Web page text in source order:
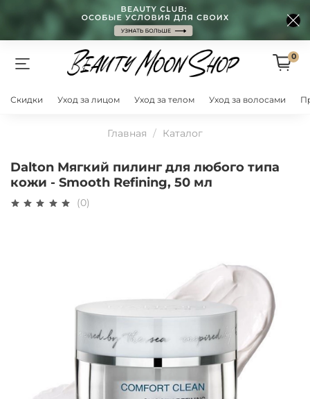
0
Скидки Уход за лицом Уход за телом Уход за волосами
Главная Каталог
Dalton Мягкий пилинг для любого типа
кожи - Smooth Refining, 50 мл
(0)